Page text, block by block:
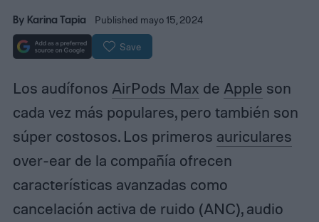
By Karina Tapia Published mayo 15, 2024
Save
Los audífonos AirPods Max de Apple son
cada vez más populares, pero también son
súper costosos. Los primeros auriculares
over-ear de la compañía ofrecen
características avanzadas como
cancelación activa de ruido (ANC), audio